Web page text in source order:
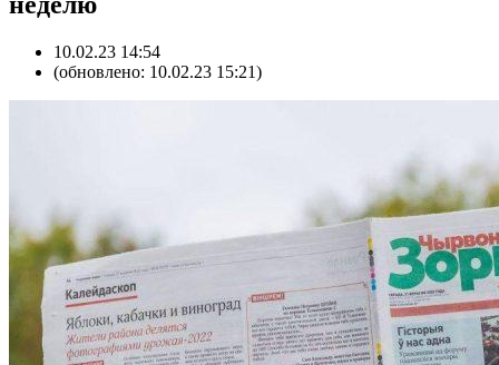
10.02.23 14:54
(обновлено: 10.02.23 15:21)